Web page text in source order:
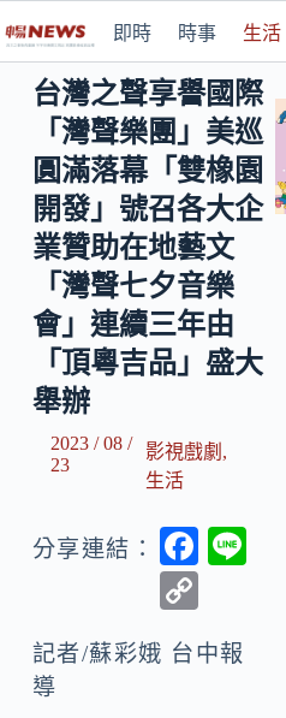
即時 時事 生活
台灣之聲享譽國際
「灣聲樂團」美巡
圓滿落幕「雙橡園
開發」號召各大企
業贊助在地藝文
「灣聲七夕音樂
會」連續三年由
「頂粵吉品」盛大
舉辦
2023 / 08 /
23
影視戲劇 ,
生活
分享連結：
F
b
p
記者/蘇彩娥 台中報
導